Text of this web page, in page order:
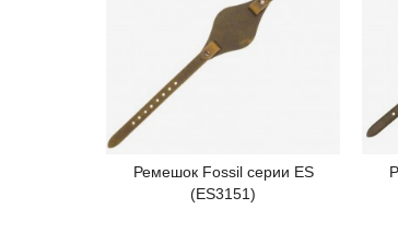
Подробнее
Ремешок Fossil серии ES
(ES3151)